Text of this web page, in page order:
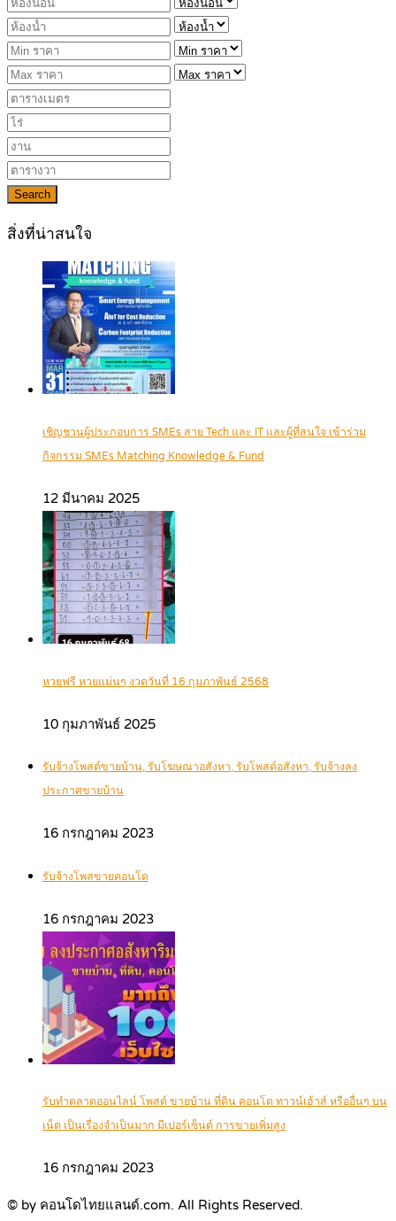
Search
สิ่งที่น่าสนใจ
เชิญชวนผู้ประกอบการ SMEs สาย Tech และ IT และผู้ที่สนใจ เข้าร่วม
กิจกรรม SMEs Matching Knowledge & Fund
12 มีนาคม 2025
หวยฟรี หวยแม่นๆ งวดวันที่ 16 กุมภาพันธ์ 2568
10 กุมภาพันธ์ 2025
รับจ้างโพสต์ขายบ้าน, รับโฆษณาอสังหา, รับโพสต์อสังหา, รับจ้างลง
ประกาศขายบ้าน
16 กรกฎาคม 2023
รับจ้างโพสขายคอนโด
16 กรกฎาคม 2023
รับทำตลาดออนไลน์ โพสต์ ขายบ้าน ที่ดิน คอนโด ทาวน์เฮ้าส์ หรืออื่นๆ บน
เน็ต เป็นเรื่องจำเป็นมาก มีเปอร์เซ็นต์ การขายเพิ่มสูง
16 กรกฎาคม 2023
© by คอนโดไทยแลนด์.com. All Rights Reserved.